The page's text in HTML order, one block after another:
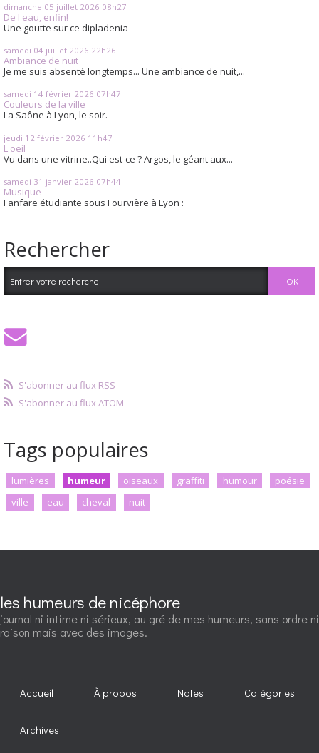
dimanche 05 juillet 2026 08h27
De l'eau, enfin!
Une goutte sur ce dipladenia
samedi 04 juillet 2026 22h26
Ambiance de nuit
Je me suis absenté longtemps... Une ambiance de nuit,...
samedi 14 février 2026 07h47
Couleurs de la ville
La Saône à Lyon, le soir.
jeudi 12 février 2026 11h47
L'oeil
Vu dans une vitrine..Qui est-ce ? Argos, le géant aux...
samedi 31 janvier 2026 07h44
Musique
Fanfare étudiante sous Fourvière à Lyon :
Rechercher
S'abonner au flux RSS
S'abonner au flux ATOM
Tags populaires
lumières humeur oiseaux graffiti humour
poésie
ville
eau cheval nuit
les humeurs de nicéphore
journal ni intime ni sérieux, au gré de mes humeurs, sans ordre ni
raison mais avec des images.
Accueil À propos Notes Catégories
Archives